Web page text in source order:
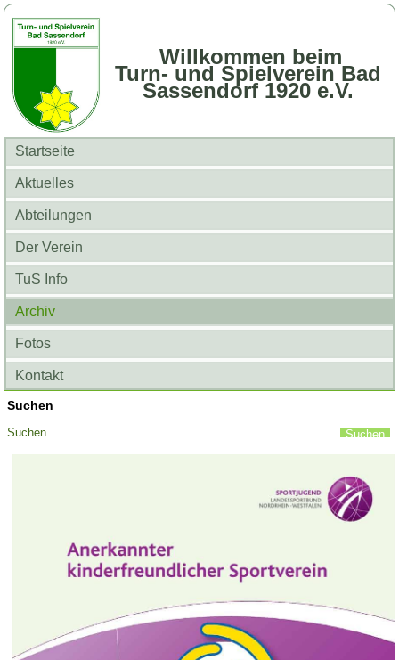
Willkommen beim
Turn- und Spielverein Bad
Sassendorf 1920 e.V.
Startseite
Aktuelles
Abteilungen
Der Verein
TuS Info
Archiv
Fotos
Kontakt
Suchen